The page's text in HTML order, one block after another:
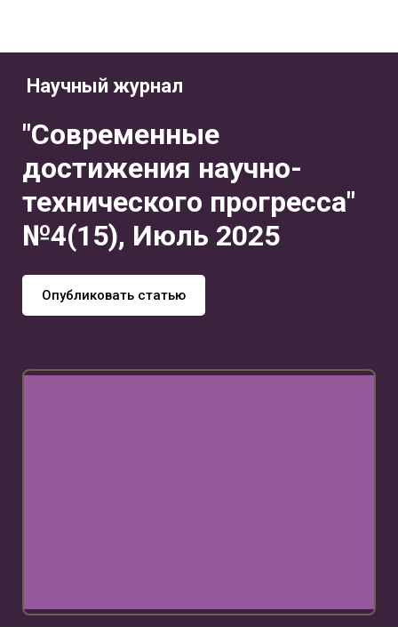
Научный журнал
"Современные
достижения научно-
технического прогресса"
№4(15), Июль 2025
Опубликовать статью